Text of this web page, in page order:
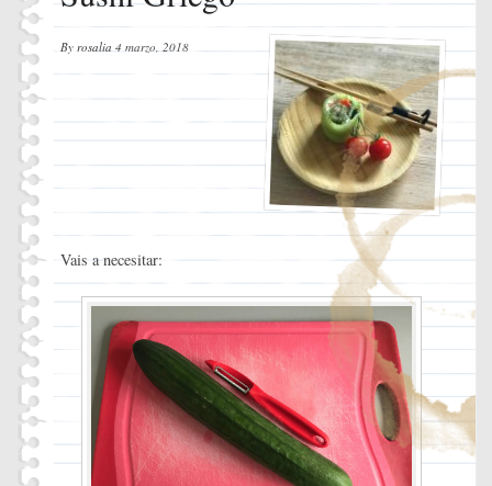
Byrosalia 4 marzo, 2018
Vais a necesitar: